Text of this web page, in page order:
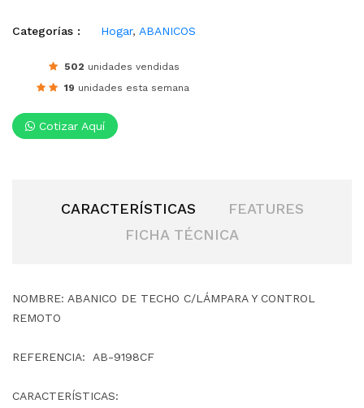
Categorías : Hogar, ABANICOS
502 unidades vendidas
19 unidades esta semana
Cotizar Aquí
CARACTERÍSTICAS
FEATURES
FICHA TÉCNICA
NOMBRE: ABANICO DE TECHO C/LÁMPARA Y CONTROL
REMOTO
REFERENCIA: AB-9198CF
CARACTERÍSTICAS: